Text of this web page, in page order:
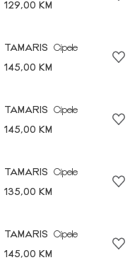
129,00 KM
TAMARIS
Cipele
145,00 KM
TAMARIS
Cipele
145,00 KM
TAMARIS
Cipele
135,00 KM
TAMARIS
Cipele
145,00 KM